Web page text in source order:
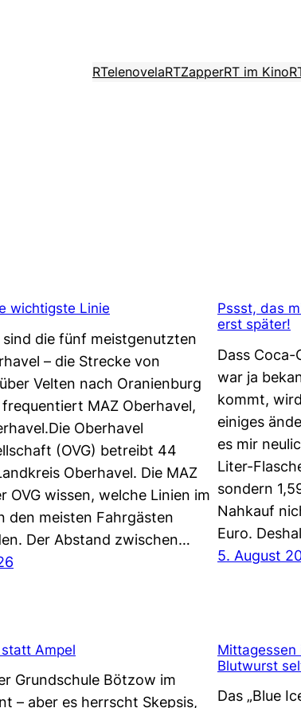
RTelenovelaRTZapperRT im Kino
wichtigste Linie
sind die fünf meistgenutzten
– die Strecke von
Velten nach Oranienburg
MAZ Oberhavel,
Oberhavel
(OVG) betreibt 44
Oberhavel. Die MAZ
OVG wissen, welche Linien im
den meisten Fahrgästen
Der Abstand zwischen…
Pssst, das
erst später!
Dass Coca-
war ja
kommt,
einiges
es mir
Liter-
sondern
Nahkauf
Euro.
5. August
Ampel
Grundschule Bötzow im
– aber es herrscht Skepsis,
Mittagessen
Blutwurst
Das „Blue